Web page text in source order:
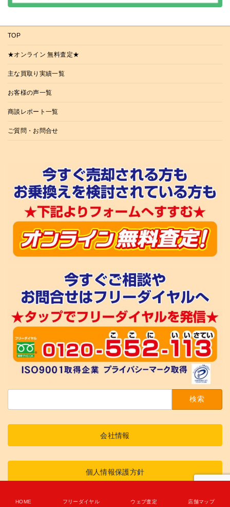
TOP
★オンライン 無料査定★
主な買取り実績一覧
お客様の声一覧
商談レポート一覧
ご質問・お問合せ
会社情報
個人情報保護方針
HOME フリーダイヤル ウェブ査定 店舗マップ